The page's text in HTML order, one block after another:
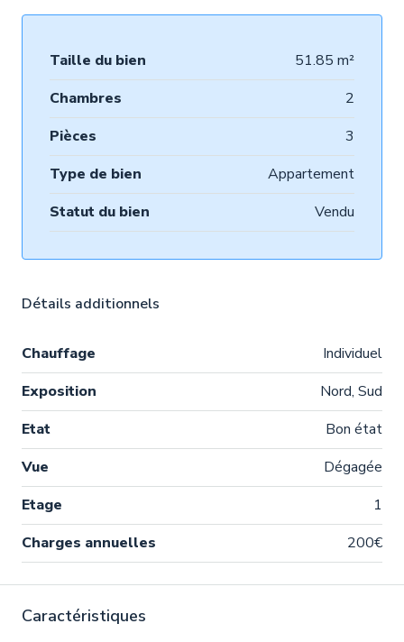
Taille du bien
51.85 m²
Chambres
2
Pièces
3
Type de bien
Appartement
Statut du bien
Vendu
Détails additionnels
Chauffage
Individuel
Exposition
Nord, Sud
Etat
Bon état
Vue
Dégagée
Etage
1
Charges annuelles
200€
Caractéristiques